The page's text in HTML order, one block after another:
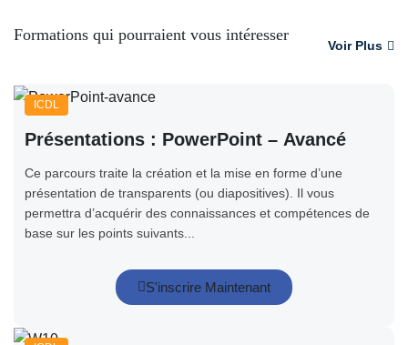
Formations qui pourraient vous intéresser
Voir Plus
ICDL
Présentations : PowerPoint – Avancé
Ce parcours traite la création et la mise en forme d’une
présentation de transparents (ou diapositives). Il vous
permettra d’acquérir des connaissances et compétences de
base sur les points suivants...
S'inscrire Maintenant